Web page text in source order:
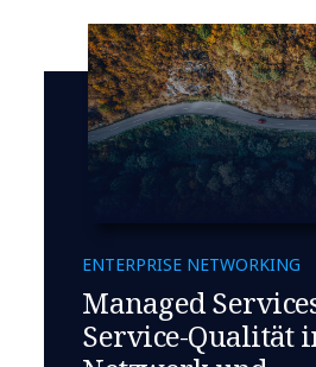
ENTERPRISE NETWORKING
Managed
Service-Qualität